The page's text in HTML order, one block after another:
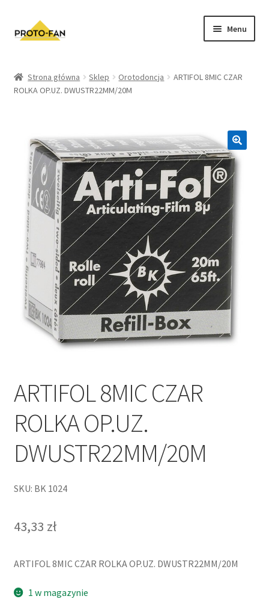
Menu
Kursy Stomatologiczne
Zwroty i Reklamacje
Regulamin sklepu
Polityka prywatności
Strona główna Sklep Orotodoncja
ARTIFOL 8MIC CZAR
ROLKA OP.UZ. DWUSTR22MM/20M
ARTIFOL 8MIC CZAR
ROLKA OP.UZ.
DWUSTR22MM/20M
SKU: BK 1024
43,33 zł
ARTIFOL 8MIC CZAR ROLKA OP.UZ. DWUSTR22MM/20M
1 w magazynie